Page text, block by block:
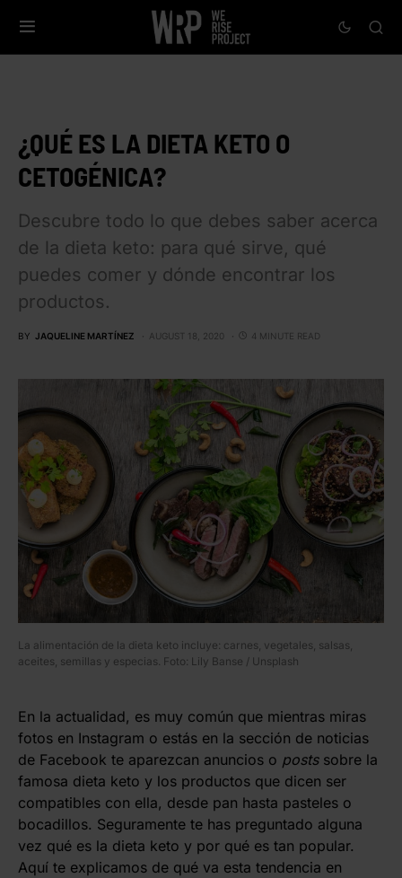
¿QUÉ ES LA DIETA KETO O
CETOGÉNICA?
Descubre todo lo que debes saber acerca
de la dieta keto: para qué sirve, qué
puedes comer y dónde encontrar los
productos.
BY JAQUELINE MARTÍNEZ AUGUST 18, 2020 4 MINUTE READ
La alimentación de la dieta keto incluye: carnes, vegetales, salsas,
aceites, semillas y especias. Foto: Lily Banse / Unsplash
En la actualidad, es muy común que mientras miras
fotos en Instagram o estás en la sección de noticias
de Facebook te aparezcan anuncios o postssobre la
famosa dieta keto y los productos que dicen ser
compatibles con ella, desde pan hasta pasteles o
bocadillos. Seguramente te has preguntado alguna
vez qué es la dieta keto y por qué es tan popular.
Aquí te explicamos de qué va esta tendencia en